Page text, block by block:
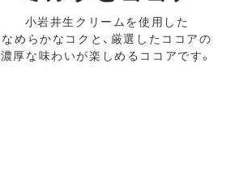
小岩井生クリームを使用した
なめらかなコクと、厳選したココアの
濃厚な味わいが楽しめるココアです。